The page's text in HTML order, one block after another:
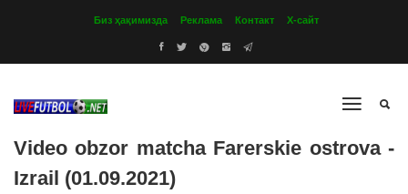
Биз ҳақимизда Реклама Контакт Х-сайт
Video obzor matcha Farerskie ostrova -
Izrail (01.09.2021)